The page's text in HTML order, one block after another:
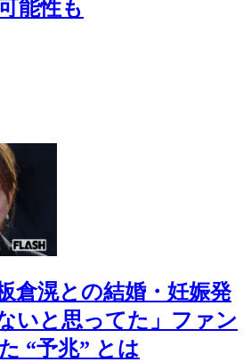
能性も
倉滉との結婚・妊娠発
いと思ってた」ファン
“予兆” とは